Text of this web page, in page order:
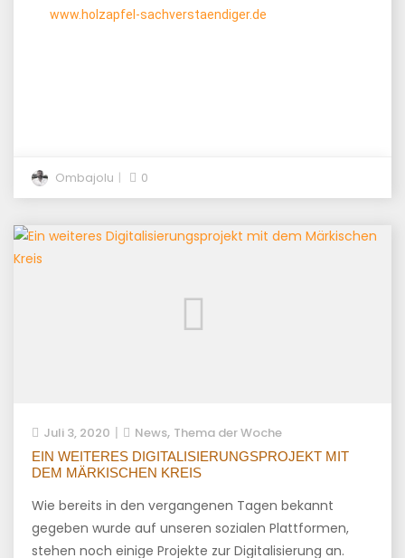
www.holzapfel-sachverstaendiger.de
Ombajolu 0
Juli 3, 2020 News, Thema der Woche
EIN WEITERES DIGITALISIERUNGSPROJEKT MIT
DEM MÄRKISCHEN KREIS
Wie bereits in den vergangenen Tagen bekannt
gegeben wurde auf unseren sozialen Plattformen,
stehen noch einige Projekte zur Digitalisierung an.